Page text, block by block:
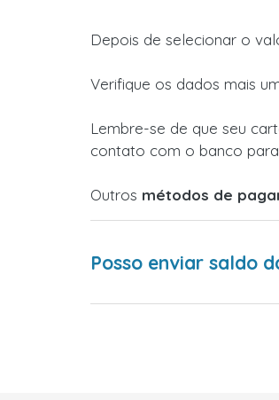
Depois de selecionar o
Verifique os dados mais
Lembre-se de que seu
contato com o banco para
Outros métodos de
Posso enviar saldo